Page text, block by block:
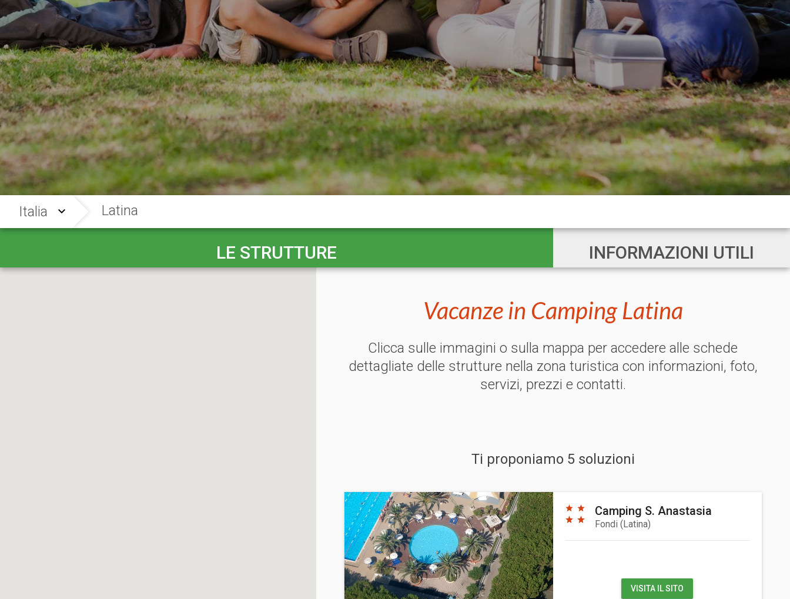
Italia Latina
LE STRUTTURE INFORMAZIONI UTILI
Vacanze in Camping Latina
Clicca sulle immagini o sulla mappa per accedere alle schede
dettagliate delle strutture nella zona turistica con informazioni, foto,
servizi, prezzi e contatti.
Ti proponiamo 5 soluzioni
Camping S. Anastasia
Fondi (Latina)
VISITA IL SITO